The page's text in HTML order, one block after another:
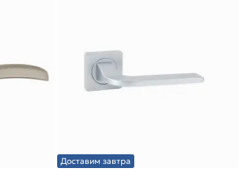
Доставим завтра